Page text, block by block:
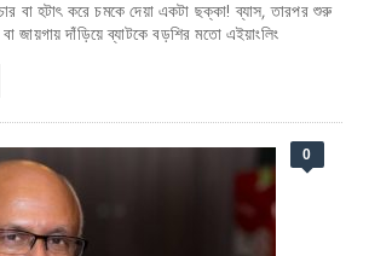
বা হটাৎ করে চমকে দেয়া একটা ছক্কা! ব্যাস, তারপর শুরু
জায়গায় দাঁড়িয়ে ব্যাটকে বড়শির মতো এইয়াংলিং
0